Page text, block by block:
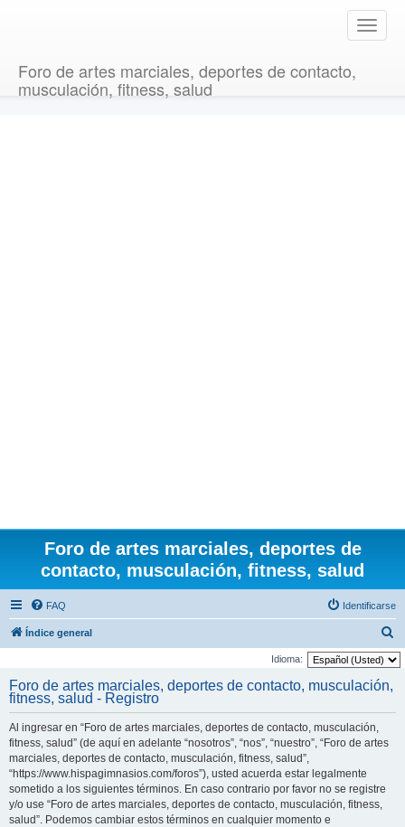
T
o
Foro de artes marciales, deportes de contacto,
musculación, fitness, salud
Foro de artes marciales, deportes de
contacto, musculación, fitness, salud
FAQ Identificarse
Índice general
u
Idioma:
Foro de artes marciales, deportes de contacto, musculación,
fitness, salud - Registro
Al ingresar en “Foro de artes marciales, deportes de contacto, musculación,
fitness, salud” (de aquí en adelante “nosotros”, “nos”, “nuestro”, “Foro de artes
marciales, deportes de contacto, musculación, fitness, salud”,
“https://www.hispagimnasios.com/foros”), usted acuerda estar legalmente
sometido a los siguientes términos. En caso contrario por favor no se registre
y/o use “Foro de artes marciales, deportes de contacto, musculación, fitness,
salud”. Podemos cambiar estos términos en cualquier momento e